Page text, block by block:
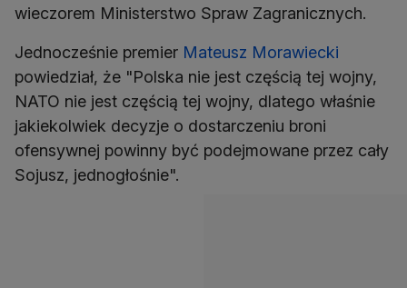
wieczorem Ministerstwo Spraw Zagranicznych.
Jednocześnie premier Mateusz Morawiecki
powiedział, że "Polska nie jest częścią tej wojny,
NATO nie jest częścią tej wojny, dlatego właśnie
jakiekolwiek decyzje o dostarczeniu broni
ofensywnej powinny być podejmowane przez cały
Sojusz, jednogłośnie".